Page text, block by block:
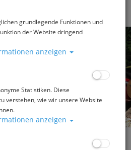
grundlegende Funktionen und
der Website dringend
anzeigen
Statistiken. Diese
verstehen, wie wir unsere Website
anzeigen